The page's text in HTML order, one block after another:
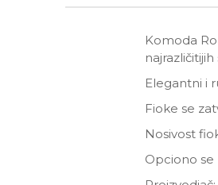
Komoda
najrazličitijih
Elegantni i
Fioke se
Nosivost
Opciono